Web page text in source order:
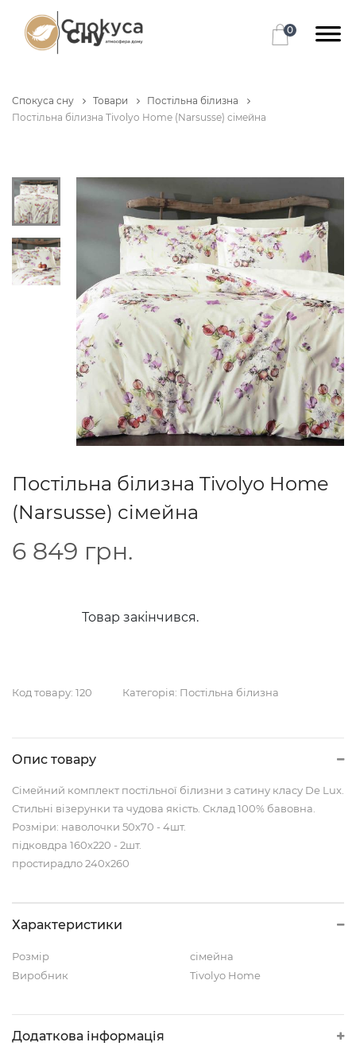
0
Спокуса сну Товари
Постільна білизна
Постільна білизна Tivolyo Home (Narsusse) сімейна
Постільна білизна Tivolyo Home
(Narsusse) сімейна
6 849 грн.
Товар закінчився.
Код товару: 120 Категорія: Постільна білизна
Опис товару
Сімейний комплект постільної білизни з сатину класу De Lux.
Стильні візерунки та чудова якість. Склад 100% бавовна.
Розміри: наволочки 50х70 - 4шт.
підковдра 160х220 - 2шт.
простирадло 240х260
Характеристики
Розмір
сімейна
Виробник
Tivolyo Home
Додаткова інформація